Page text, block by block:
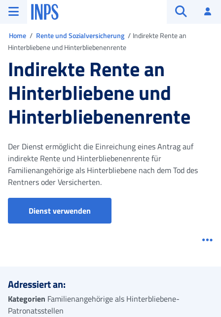
Zum Hauptmenü
Zum Hauptinhalt springen
Zu der Fußzeile
INPS ()
Home Rente und Sozialversicherung
Indirekte Rente an
Hinterbliebene und Hinterbliebenenrente
Indirekte Rente an
Hinterbliebene und
Hinterbliebenenrente
Der Dienst ermöglicht die Einreichung eines Antrag auf
indirekte Rente und Hinterbliebenenrente für
Familienangehörige als Hinterbliebene nach dem Tod des
Rentners oder Versicherten.
Dienst verwenden
Adressiert an:
Kategorien Familienangehörige als Hinterbliebene-
Patronatsstellen